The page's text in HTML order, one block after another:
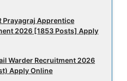
Prayagraj Apprentice
2026 [1853 Posts] Apply
Warder Recruitment 2026
Apply Online